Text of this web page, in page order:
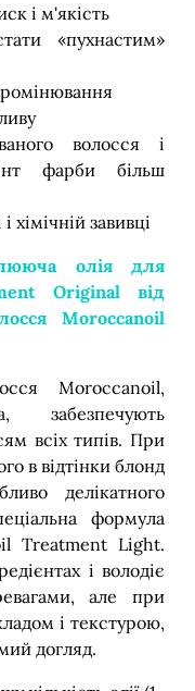
і м'якість
«пухнастим»
волосся і
фарби більш
завивці
олія для
Original від
Moroccanoil
Moroccanoil,
забезпечують
всіх типів. При
в відтінки блонд
делікатного
формула
Treatment Light.
і володіє
але при
і текстурою,
догляд.